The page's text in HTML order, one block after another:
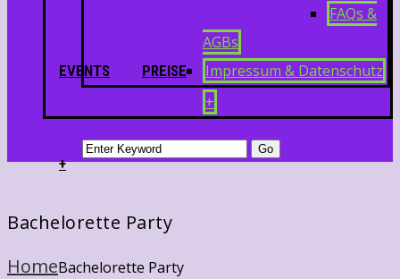
EVENTS PREISE
FAQs &
AGBs
Impressum & Datenschutz
+
+
Bachelorette Party
HomeBachelorette Party